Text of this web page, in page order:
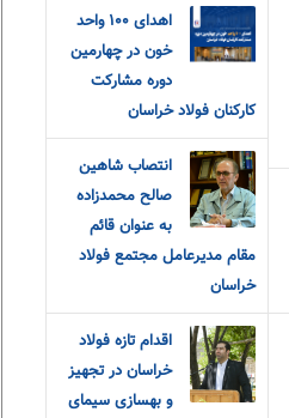
اهدای ۱۰۰ واحد
خون در چهارمین
دوره مشارکت
کارکنان فولاد خراسان
انتصاب شاهین
صالح محمدزاده
به عنوان قائم
مقام مدیرعامل مجتمع فولاد
خراسان
اقدام تازه فولاد
خراسان در تجهیز
و بهسازی سیمای